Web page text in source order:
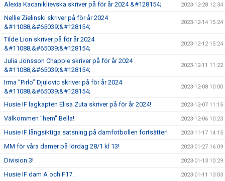
Alexia Kacaniklievska skriver på för år 2024 &#128154; 2023-12-28 12:34
Nellie Zielinski skriver på för år 2024
&#11088;&#65039;&#128154;
2023-12-14 15:24
Tilde Lion skriver på för år 2024
&#11088;&#65039;&#128154;
2023-12-12 15:24
Julia Jönsson Chapple skriver på för år 2024
&#11088;&#65039;&#128154;
2023-12-11 11:22
Irma ”Pirlo” Djulovic skriver på för år 2024
&#11088;&#65039;&#128154;
2023-12-08 10:00
Husie IF lagkapten Elisa Zuta skriver på för år 2024! 2023-12-07 11:15
Välkommen "hem" Bella! 2023-12-06 10:23
Husie IF långsiktiga satsning på damfotbollen fortsätter! 2023-11-17 14:15
MM för våra damer på lördag 28/1 kl 13! 2023-01-27 16:09
Division 3! 2023-01-13 10:29
Husie IF dam A och F17. 2023-01-11 13:03